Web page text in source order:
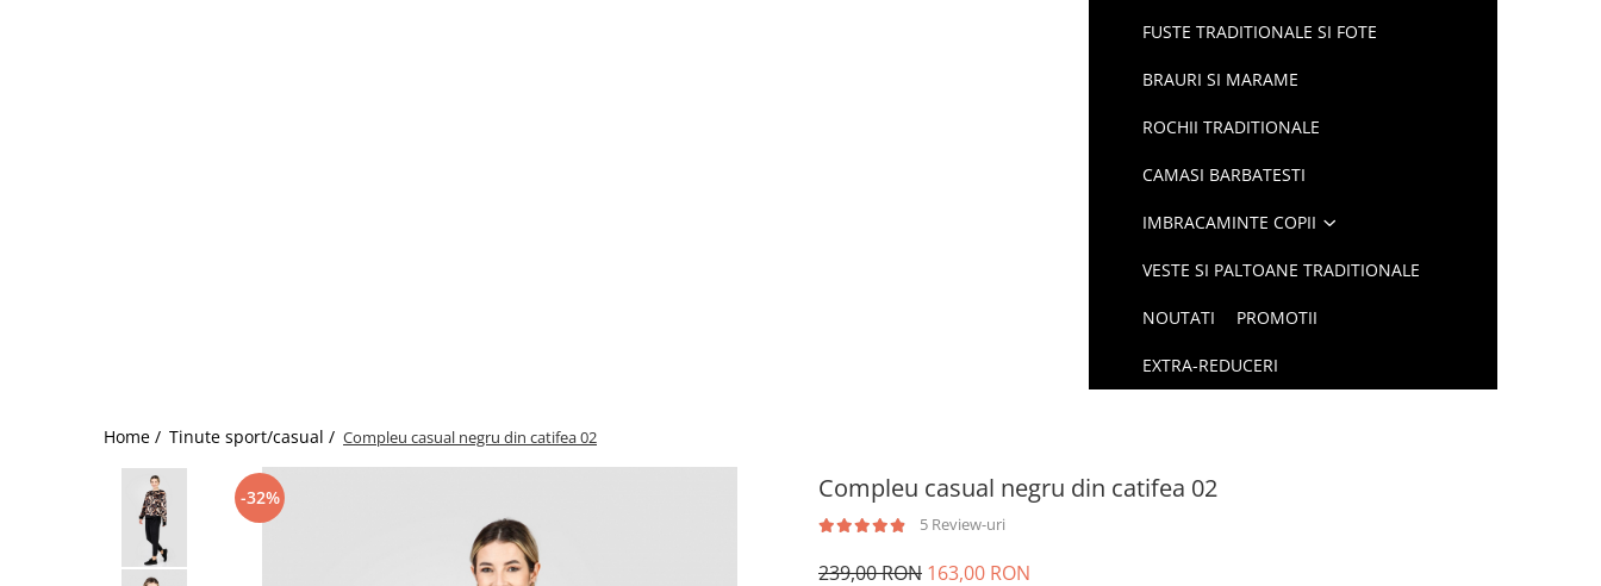
FUSTE TRADITIONALE SI FOTE
BRAURI SI MARAME
ROCHII TRADITIONALE
CAMASI BARBATESTI
IMBRACAMINTE COPII
VESTE SI PALTOANE TRADITIONALE
NOUTATI PROMOTII
EXTRA-REDUCERI
Home / Tinute sport/casual / Compleu casual negru din catifea 02
Compleu casual negru din catifea 02
5 Review-uri
-32%
239,00 RON 163,00 RON